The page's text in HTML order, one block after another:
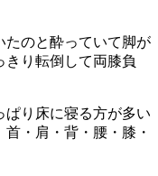
たのと酔っていて脚が
り転倒して両膝負
ぱり床に寝る方が多い
・肩・背・腰・膝・